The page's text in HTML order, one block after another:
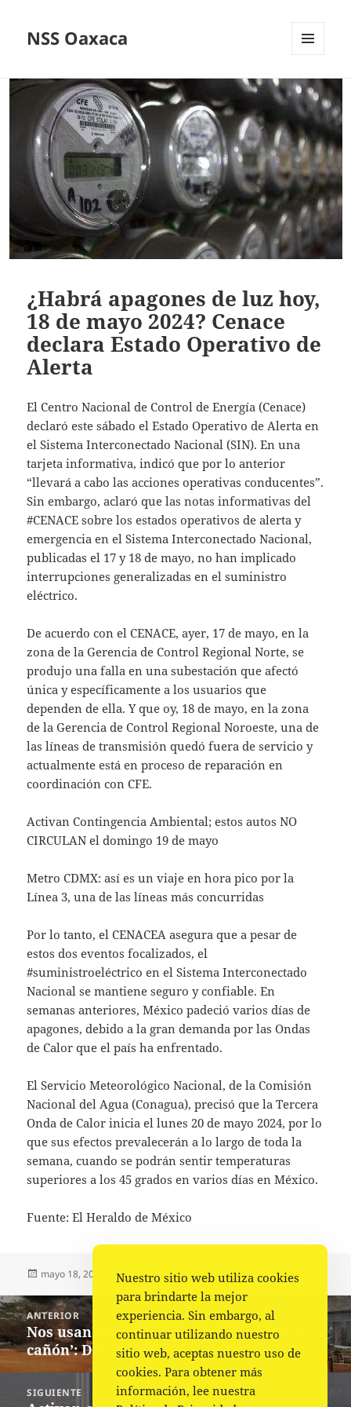
NSS Oaxaca
WIDGETS
¿Habrá apagones de luz hoy,
18 de mayo 2024? Cenace
declara Estado Operativo de
Alerta
El Centro Nacional de Control de Energía (Cenace)
declaró este sábado el Estado Operativo de Alerta en
el Sistema Interconectado Nacional (SIN). En una
tarjeta informativa, indicó que por lo anterior
“llevará a cabo las acciones operativas conducentes”.
Sin embargo, aclaró que las notas informativas del
#CENACE sobre los estados operativos de alerta y
emergencia en el Sistema Interconectado Nacional,
publicadas el 17 y 18 de mayo, no han implicado
interrupciones generalizadas en el suministro
eléctrico.
De acuerdo con el CENACE, ayer, 17 de mayo, en la
zona de la Gerencia de Control Regional Norte, se
produjo una falla en una subestación que afectó
única y específicamente a los usuarios que
dependen de ella. Y que oy, 18 de mayo, en la zona
de la Gerencia de Control Regional Noroeste, una de
las líneas de transmisión quedó fuera de servicio y
actualmente está en proceso de reparación en
coordinación con CFE.
Activan Contingencia Ambiental; estos autos NO
CIRCULAN el domingo 19 de mayo
Metro CDMX: así es un viaje en hora pico por la
Línea 3, una de las líneas más concurridas
Por lo tanto, el CENACEA asegura que a pesar de
estos dos eventos focalizados, el
#suministroeléctrico en el Sistema Interconectado
Nacional se mantiene seguro y confiable. En
semanas anteriores, México padeció varios días de
apagones, debido a la gran demanda por las Ondas
de Calor que el país ha enfrentado.
El Servicio Meteorológico Nacional, de la Comisión
Nacional del Agua (Conagua), precisó que la Tercera
Onda de Calor inicia el lunes 20 de mayo 2024, por lo
que sus efectos prevalecerán a lo largo de toda la
semana, cuando se podrán sentir temperaturas
superiores a los 45 grados en varios días en México.
Fuente: El Heraldo de México
Publicado
mayo 18, 2024 Autor
Fuente Categorías
Nacional
Navegación
de
entradas
ANTERIOR
Entrada
anterior:
Nos usan de ‘barrera humana, carne de
cañón’: Diócesis de Chiapas tras masacre
SIGUIENTE
Nuestro sitio web utiliza cookies
para brindarte la mejor
experiencia. Sin embargo, al
continuar utilizando nuestro
sitio web, aceptas nuestro uso de
cookies. Para obtener más
información, lee nuestra